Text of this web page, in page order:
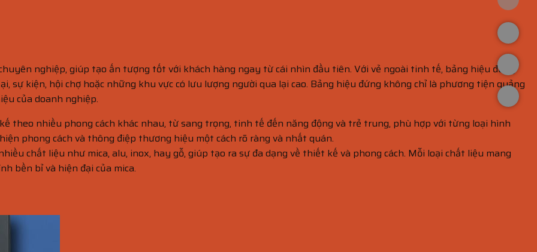
nghiệp, giúp tạo ấn tượng tốt với khách hàng ngay từ cái nhìn đầu tiên. Với vẻ ngoài tinh tế, bảng hiệu đứng
sự kiện, hội chợ hoặc những khu vực có lưu lượng người qua lại cao. Bảng hiệu đứng không chỉ là phương tiện quảng
của doanh nghiệp.
theo nhiều phong cách khác nhau, từ sang trọng, tinh tế đến năng động và trẻ trung, phù hợp với từng loại hình
phong cách và thông điệp thương hiệu một cách rõ ràng và nhất quán.
chất liệu như mica, alu, inox, hay gỗ, giúp tạo ra sự đa dạng về thiết kế và phong cách. Mỗi loại chất liệu mang
bền bỉ và hiện đại của mica.